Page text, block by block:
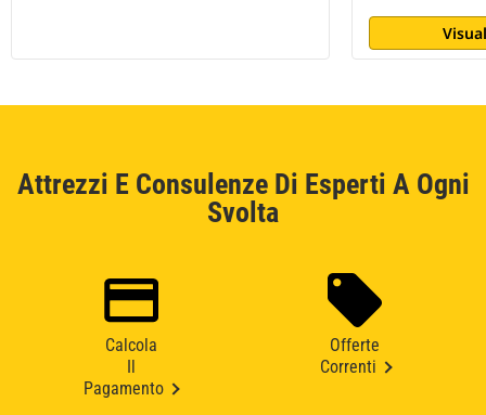
Attrezzi E Consulenze Di Esperti A Ogni
Svolta
Calcola
Pagamento
Offerte
Correnti